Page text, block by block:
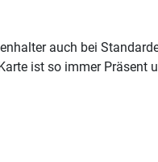
auch bei
ist so immer Präsent